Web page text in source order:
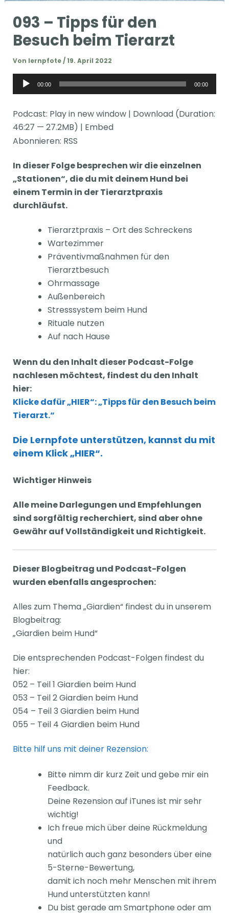
093 – Tipps für den
Besuch beim Tierarzt
Von lernpfote/19. April 2022
Audio-
Player
00:00 00:00
Podcast: Play in new window| Download(Duration:
46:27 — 27.2MB) | Embed
Abonnieren: RSS
In dieser Folge besprechen wir die einzelnen
„Stationen“, die du mit deinem Hund bei
einem Termin in der Tierarztpraxis
durchläufst.
Tierarztpraxis – Ort des Schreckens
Wartezimmer
Präventivmaßnahmen für den
Tierarztbesuch
Ohrmassage
Außenbereich
Stresssystem beim Hund
Rituale nutzen
Auf nach Hause
Wenn du den Inhalt dieser Podcast-Folge
nachlesen möchtest, findest du den Inhalt
hier:
Klicke dafür „HIER“: „Tipps für den Besuch beim
Tierarzt.“
Die Lernpfote unterstützen, kannst du mit
einem Klick „HIER“.
Wichtiger Hinweis
Alle meine Darlegungen und Empfehlungen
sind sorgfältig recherchiert, sind aber ohne
Gewähr auf Vollständigkeit und Richtigkeit.
Dieser Blogbeitrag und Podcast-Folgen
wurden ebenfalls angesprochen:
Alles zum Thema „Giardien“ findest du in unserem
Blogbeitrag:
„Giardien beim Hund“
Die entsprechenden Podcast-Folgen findest du
hier:
052 – Teil 1 Giardien beim Hund
053 – Teil 2 Giardien beim Hund
054 – Teil 3 Giardien beim Hund
055 – Teil 4 Giardien beim Hund
Bitte hilf uns mit deiner Rezension:
Bitte nimm dir kurz Zeit und gebe mir ein
Feedback.
Deine Rezension auf iTunes ist mir sehr
wichtig!
Ich freue mich über deine Rückmeldung
und
natürlich auch ganz besonders über eine
5-Sterne-Bewertung,
damit ich noch mehr Menschen mit ihrem
Hund unterstützten kann!
Du bist gerade am Smartphone oder am